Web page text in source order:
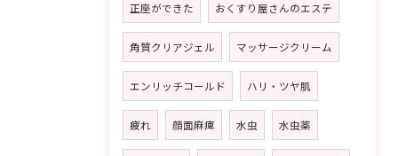
正座ができた おくすり屋さんのエステ
角質クリアジェル マッサージクリーム
エンリッチコールド ハリ・ツヤ肌
疲れ 顔面麻痺 水虫 水虫薬